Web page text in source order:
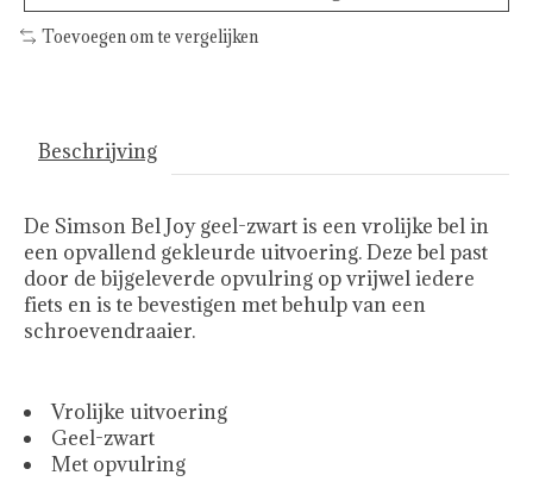
Toevoegen om te vergelijken
Beschrijving
De Simson Bel Joy geel-zwart is een vrolijke bel in
een opvallend gekleurde uitvoering. Deze bel past
door de bijgeleverde opvulring op vrijwel iedere
fiets en is te bevestigen met behulp van een
schroevendraaier.
Vrolijke uitvoering
Geel-zwart
Met opvulring